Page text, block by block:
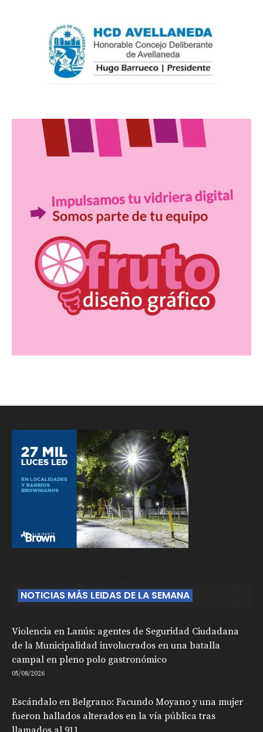
NOTICIAS MÁS LEIDAS DE LA SEMANA
Violencia en Lanús: agentes de Seguridad Ciudadana
de la Municipalidad involucrados en una batalla
campal en pleno polo gastronómico
05/08/2026
Escándalo en Belgrano: Facundo Moyano y una mujer
fueron hallados alterados en la vía pública tras